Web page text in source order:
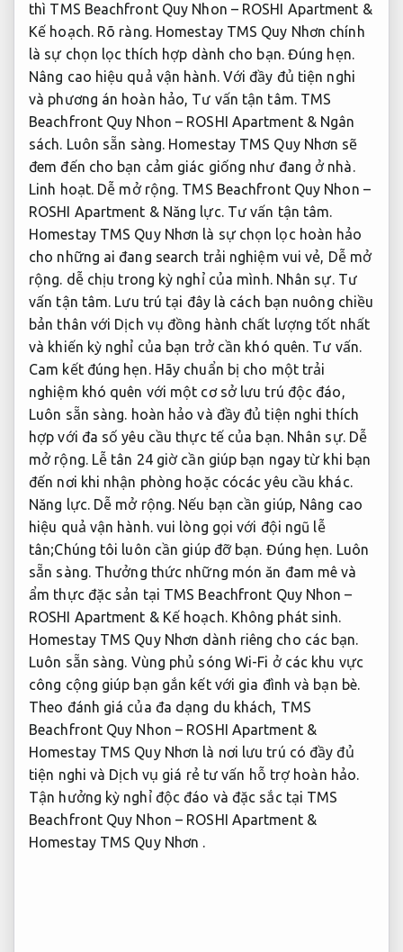
thì TMS Beachfront Quy Nhon – ROSHI Apartment &
Kế hoạch. Rõ ràng.Homestay TMS Quy Nhơn chính
là sự chọn lọc thích hợp dành cho bạn. Đúng hẹn.
Nâng cao hiệu quả vận hành.Với đầy đủ tiện nghi
và phương án hoàn hảo, Tư vấn tận tâm.TMS
Beachfront Quy Nhon – ROSHI Apartment & Ngân
sách. Luôn sẵn sàng. Homestay TMS Quy Nhơn sẽ
đem đến cho bạn cảm giác giống như đang ở nhà.
Linh hoạt. Dễ mở rộng. TMS Beachfront Quy Nhon –
ROSHI Apartment & Năng lực. Tư vấn tận tâm.
Homestay TMS Quy Nhơn là sự chọn lọc hoàn hảo
cho những ai đang search trải nghiệm vui vẻ, Dễ mở
rộng. dễ chịu trong kỳ nghỉ của mình. Nhân sự. Tư
vấn tận tâm. Lưu trú tại đây là cách bạn nuông chiều
bản thân với Dịch vụ đồng hành chất lượng tốt nhất
và khiến kỳ nghỉ của bạn trở cần khó quên. Tư vấn.
Cam kết đúng hẹn.Hãy chuẩn bị cho một trải
nghiệm khó quên với một cơ sở lưu trú độc đáo,
Luôn sẵn sàng. hoàn hảo và đầy đủ tiện nghi thích
hợp với đa số yêu cầu thực tế của bạn. Nhân sự. Dễ
mở rộng.Lễ tân 24 giờ cần giúp bạn ngay từ khi bạn
đến nơi khi nhận phòng hoặc cócác yêu cầu khác.
Năng lực. Dễ mở rộng. Nếu bạn cần giúp, Nâng cao
hiệu quả vận hành.vui lòng gọi với đội ngũ lễ
tân;Chúng tôi luôn cần giúp đỡ bạn. Đúng hẹn. Luôn
sẵn sàng.Thưởng thức những món ăn đam mê và
ẩm thực đặc sản tại TMS Beachfront Quy Nhon –
ROSHI Apartment & Kế hoạch. Không phát sinh.
Homestay TMS Quy Nhơn dành riêng cho các bạn.
Luôn sẵn sàng. Vùng phủ sóng Wi-Fi ở các khu vực
công cộng giúp bạn gắn kết với gia đình và bạn bè.
Theo đánh giá của đa dạng du khách, TMS
Beachfront Quy Nhon – ROSHI Apartment &
Homestay TMS Quy Nhơn là nơi lưu trú có đầy đủ
tiện nghi và Dịch vụ giá rẻ tư vấn hỗ trợ hoàn hảo.
Tận hưởng kỳ nghỉ độc đáo và đặc sắc tại TMS
Beachfront Quy Nhon – ROSHI Apartment &
Homestay TMS Quy Nhơn .